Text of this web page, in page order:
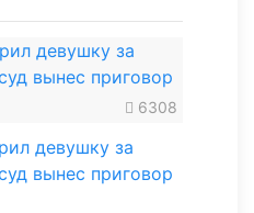
6308
девушку за
вынес приговор